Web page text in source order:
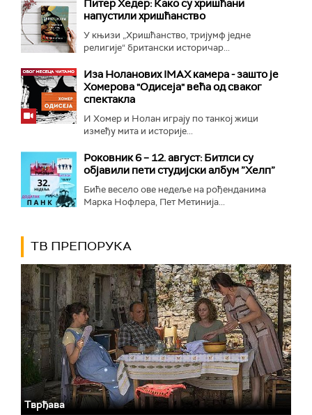
Питер Хедер: Како су хришћани
напустили хришћанство
У књизи „Хришћанство, тријумф једне
религије“ британски историчар...
Иза Ноланових IMAX камера - зашто је
Хомерова "Одисеја" већа од сваког
спектакла
И Хомер и Нолан играју по танкој жици
између мита и историје...
Роковник 6 – 12. август: Битлси су
објавили пети студијски албум ”Хелп”
Биће весело ове недеље на рођенданима
Марка Нофлера, Пет Метинија...
ТВ ПРЕПОРУКА
Тврђава